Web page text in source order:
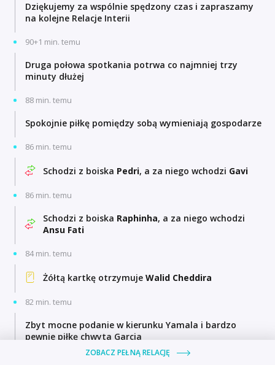
Dziękujemy za wspólnie spędzony czas i zapraszamy
na kolejne Relacje Interii
90+1 min. temu
Druga połowa spotkania potrwa co najmniej trzy
minuty dłużej
88 min. temu
Spokojnie piłkę pomiędzy sobą wymieniają gospodarze
86 min. temu
Schodzi z boiska Pedri, a za niego wchodzi Gavi
86 min. temu
Schodzi z boiska Raphinha, a za niego wchodzi
Ansu Fati
84 min. temu
Żółtą kartkę otrzymuje Walid Cheddira
82 min. temu
Zbyt mocne podanie w kierunku Yamala i bardzo
pewnie piłkę chwyta Garcia
ZOBACZ PEŁNĄ RELACJĘ